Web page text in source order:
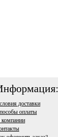
доставки
оплаты